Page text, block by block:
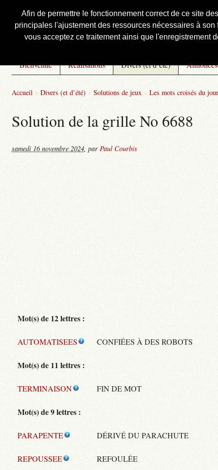
Afin de permettre le fonctionnement correct de ce site
principales l'ajustement des ressources nécessaires à
vous acceptez ce traitement ainsi que l'enregistrement
Courbis, « LE » Blog Officiel
Bienvenue Réalisations Divers (et d’été) Annonces
Accueil > Divers (et d’été) > Solutions de jeux > Les mots croisés du
Solution de la grille No 6688
samedi 16 novembre 2024, par Paul Courbis
Mot(s) de 12 lettres :
AUTOMATISEES CONFIÉES À DES ROBOTS
Mot(s) de 11 lettres :
TERMINAISON FIN DE MOT
Mot(s) de 9 lettres :
PARAPENTE DÉRIVÉ DU PARACHUTE
REPOUSSEE REFOULÉE